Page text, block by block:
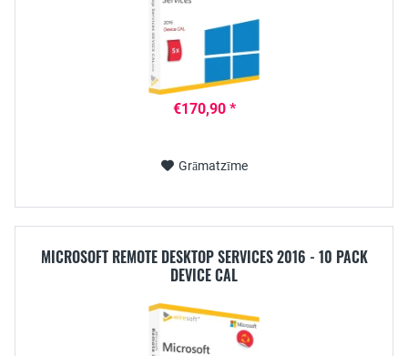
€170,90 *
Grāmatzīme
MICROSOFT REMOTE DESKTOP SERVICES 2016 - 10 PACK
DEVICE CAL